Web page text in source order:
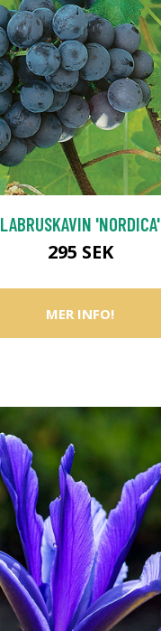
LABRUSKAVIN 'NORDICA'
295 SEK
MER INFO!